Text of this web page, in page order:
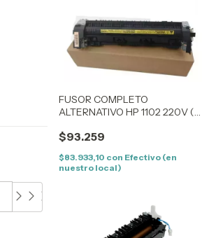
FUSOR COMPLETO
ALTERNATIVO HP 1102 220V (
$93.259
$83.933,10 con Efectivo (en
nuestro local)